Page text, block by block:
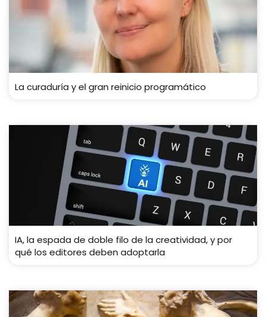
La curaduría y el gran reinicio programático
IA, la espada de doble filo de la creatividad, y por
qué los editores deben adoptarla